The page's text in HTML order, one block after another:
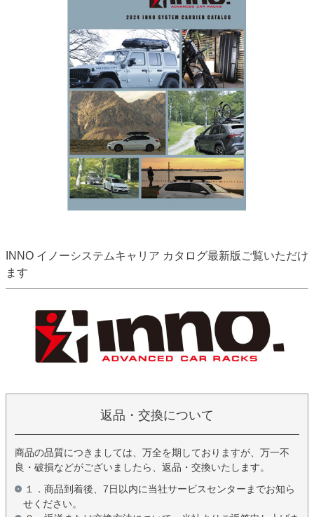
INNO イノーシステムキャリア カタログ最新版ご覧いただけ
ます
返品・交換について
商品の品質につきましては、万全を期しておりますが、万一不
良・破損などがございましたら、返品・交換いたします。
１．商品到着後、7日以内に当社サービスセンターまでお知ら
せください。